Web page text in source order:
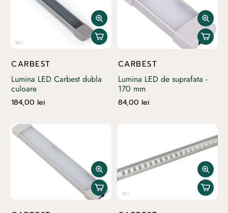
CARBEST
Lumina LED Carbest dubla
culoare
184,00 lei
CARBEST
Lumina LED de suprafata -
170 mm
84,00 lei